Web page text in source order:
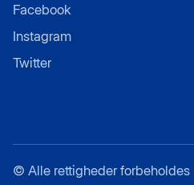
Facebook
Instagram
Twitter
© Alle rettigheder